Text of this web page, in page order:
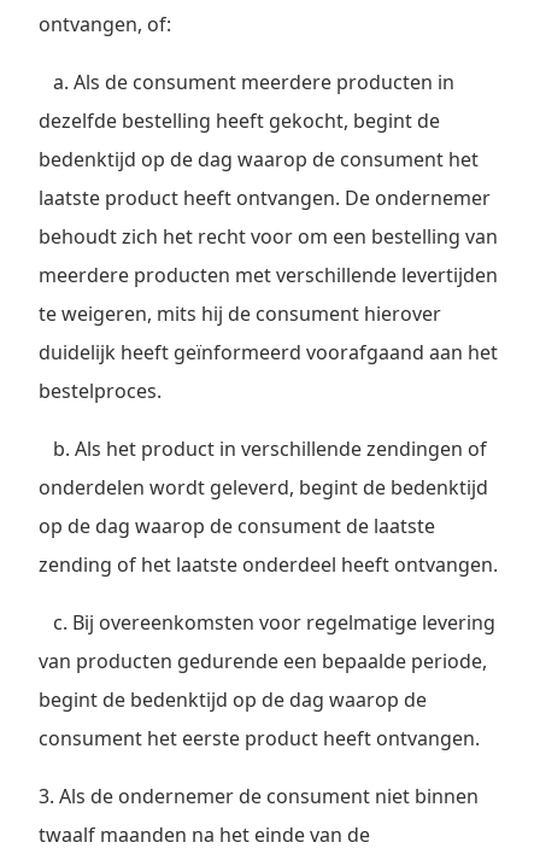
ontvangen, of:
a. Als de consument meerdere producten in
dezelfde bestelling heeft gekocht, begint de
bedenktijd op de dag waarop de consument het
laatste product heeft ontvangen. De ondernemer
behoudt zich het recht voor om een bestelling van
meerdere producten met verschillende levertijden
te weigeren, mits hij de consument hierover
duidelijk heeft geïnformeerd voorafgaand aan het
bestelproces.
b. Als het product in verschillende zendingen of
onderdelen wordt geleverd, begint de bedenktijd
op de dag waarop de consument de laatste
zending of het laatste onderdeel heeft ontvangen.
c. Bij overeenkomsten voor regelmatige levering
van producten gedurende een bepaalde periode,
begint de bedenktijd op de dag waarop de
consument het eerste product heeft ontvangen.
3. Als de ondernemer de consument niet binnen
twaalf maanden na het einde van de